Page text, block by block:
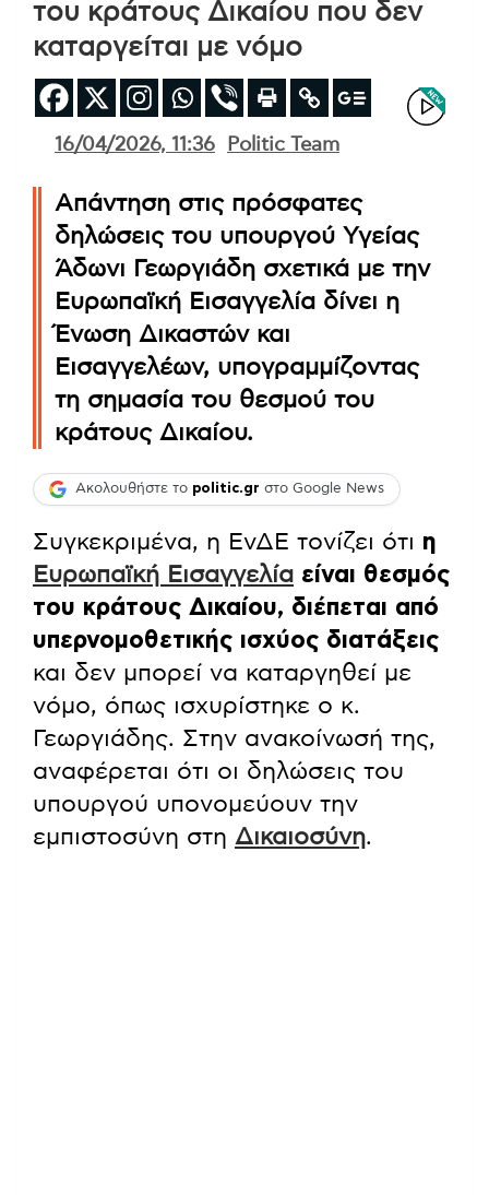
του κράτους Δικαίου που δεν
καταργείται με νόμο
16/04/2026, 11:36 Politic Team
Απάντηση στις πρόσφατες
δηλώσεις του υπουργού Υγείας
Άδωνι Γεωργιάδη σχετικά με την
Ευρωπαϊκή Εισαγγελία δίνει η
Ένωση Δικαστών και
Εισαγγελέων, υπογραμμίζοντας
τη σημασία του θεσμού του
κράτους Δικαίου.
Ακολουθήστε το politic.gr στο Google News
Συγκεκριμένα, η ΕνΔΕ τονίζει ότι η
Ευρωπαϊκή Εισαγγελία είναι θεσμός
του κράτους Δικαίου, διέπεται από
υπερνομοθετικής ισχύος διατάξεις
και δεν μπορεί να καταργηθεί με
νόμο, όπως ισχυρίστηκε ο κ.
Γεωργιάδης. Στην ανακοίνωσή της,
αναφέρεται ότι οι δηλώσεις του
υπουργού υπονομεύουν την
εμπιστοσύνη στη Δικαιοσύνη.